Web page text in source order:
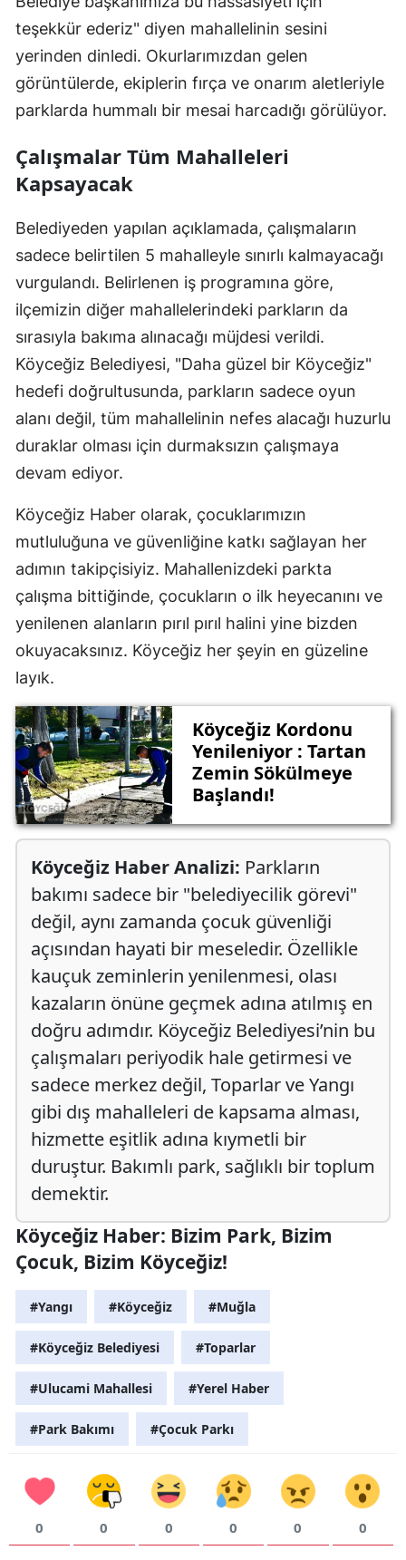
teşekkür ederiz" diyen mahallelinin sesini
yerinden dinledi. Okurlarımızdan gelen
görüntülerde, ekiplerin fırça ve onarım aletleriyle
parklarda hummalı bir mesai harcadığı görülüyor.
Çalışmalar Tüm Mahalleleri
Kapsayacak
Belediyeden yapılan açıklamada, çalışmaların
sadece belirtilen 5 mahalleyle sınırlı kalmayacağı
vurgulandı. Belirlenen iş programına göre,
ilçemizin diğer mahallelerindeki parkların da
sırasıyla bakıma alınacağı müjdesi verildi.
Köyceğiz Belediyesi, "Daha güzel bir Köyceğiz"
hedefi doğrultusunda, parkların sadece oyun
alanı değil, tüm mahallelinin nefes alacağı huzurlu
duraklar olması için durmaksızın çalışmaya
devam ediyor.
Köyceğiz Haber olarak, çocuklarımızın
mutluluğuna ve güvenliğine katkı sağlayan her
adımın takipçisiyiz. Mahallenizdeki parkta
çalışma bittiğinde, çocukların o ilk heyecanını ve
yenilenen alanların pırıl pırıl halini yine bizden
okuyacaksınız. Köyceğiz her şeyin en güzeline
layık.
Köyceğiz Kordonu
Yenileniyor : Tartan
Zemin Sökülmeye
Başlandı!
Köyceğiz Haber Analizi: Parkların
bakımı sadece bir "belediyecilik görevi"
değil, aynı zamanda çocuk güvenliği
açısından hayati bir meseledir. Özellikle
kauçuk zeminlerin yenilenmesi, olası
kazaların önüne geçmek adına atılmış en
doğru adımdır. Köyceğiz Belediyesi’nin bu
çalışmaları periyodik hale getirmesi ve
sadece merkez değil, Toparlar ve Yangı
gibi dış mahalleleri de kapsama alması,
hizmette eşitlik adına kıymetli bir
duruştur. Bakımlı park, sağlıklı bir toplum
demektir.
Köyceğiz Haber: Bizim Park, Bizim
Çocuk, Bizim Köyceğiz!
#Yangı #Köyceğiz #Muğla
#Köyceğiz Belediyesi #Toparlar
#Ulucami Mahallesi #Yerel Haber
#Park Bakımı #Çocuk Parkı
0 0 0 0 0 0